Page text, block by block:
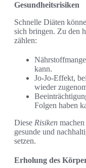
Gesundheitsrisiken
Schnelle Diäten
sich bringen. Zu den
zählen:
kann.
Jo-Jo-Effekt,
wieder
Folgen haben
Diese Risiken
gesunde und
setzen.
Erholung des